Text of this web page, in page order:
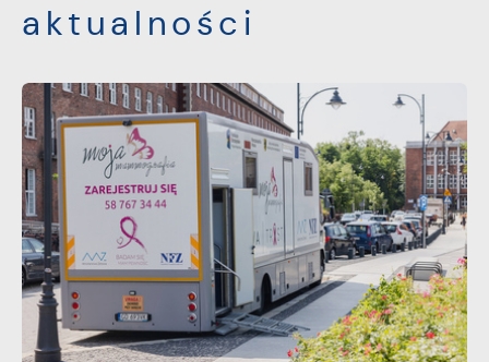
aktualności